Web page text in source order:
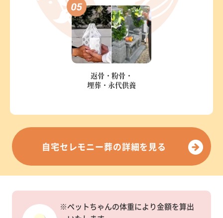
返骨・粉骨・
埋葬・永代供養
自宅セレモニー葬の詳細を見る
※ペットちゃんの体重により金額を算出